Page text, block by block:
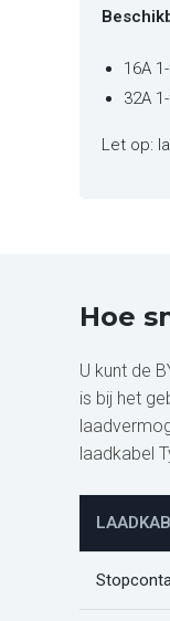
16A
32A
Let op:
Hoe
U kunt de
is bij het
laadkabel